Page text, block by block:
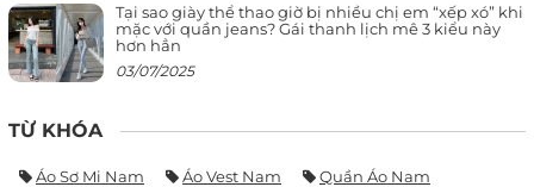
Tại sao giày thể thao giờ bị nhiều chị em “xếp xó” khi
mặc với quần jeans? Gái thanh lịch mê 3 kiểu này
hơn hẳn
03/07/2025
TỪ KHÓA
Áo Sơ Mi Nam Áo Vest Nam Quần Áo Nam